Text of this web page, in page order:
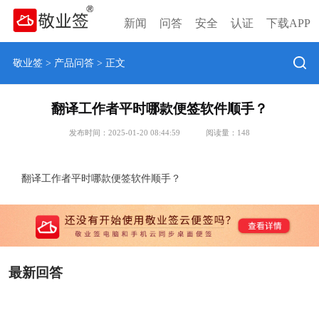
新闻 问答 安全 认证 下载APP
敬业签> 产品问答> 正文
翻译工作者平时哪款便签软件顺手？
发布时间：2025-01-20 08:44:59 阅读量： 148
翻译工作者平时哪款便签软件顺手？
最新回答